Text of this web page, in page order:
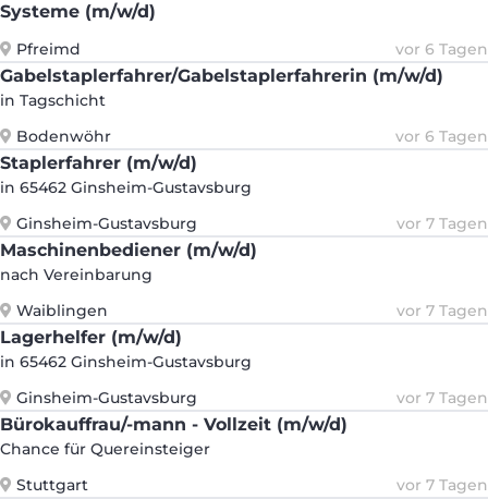
Systeme (m/w/d)
Pfreimd vor 6 Tagen
Gabelstaplerfahrer/Gabelstaplerfahrerin (m/w/d)
in Tagschicht
Bodenwöhr
vor 6 Tagen
Staplerfahrer (m/w/d)
in 65462 Ginsheim-Gustavsburg
Ginsheim-Gustavsburg
vor 7 Tagen
Maschinenbediener (m/w/d)
nach Vereinbarung
Waiblingen
vor 7 Tagen
Lagerhelfer (m/w/d)
in 65462 Ginsheim-Gustavsburg
Ginsheim-Gustavsburg
vor 7 Tagen
Bürokauffrau/-mann - Vollzeit (m/w/d)
Chance für Quereinsteiger
Stuttgart
vor 7 Tagen